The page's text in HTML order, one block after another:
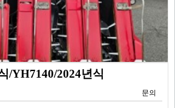
/YH7140/2024년식
문의